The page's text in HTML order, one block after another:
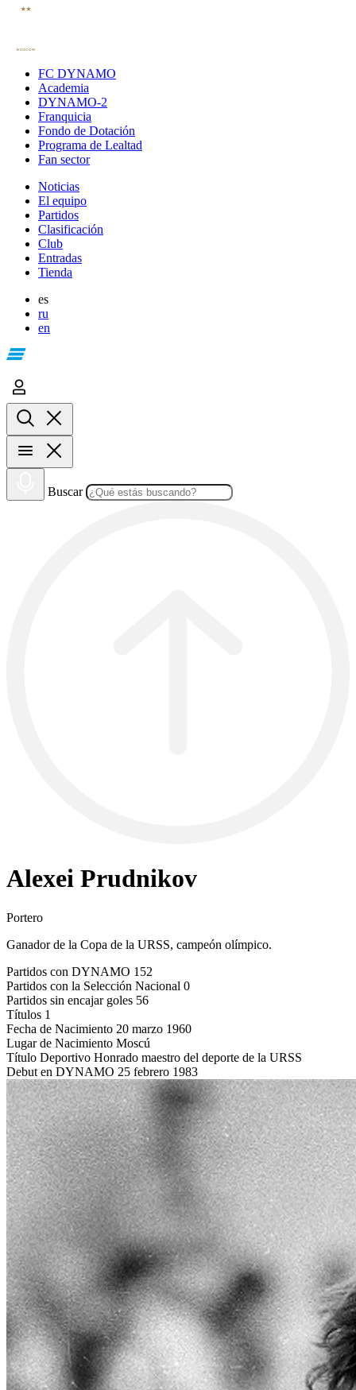
FC DYNAMO
Academia
DYNAMO-2
Franquicia
Fondo de Dotación
Programa de Lealtad
Fan sector
Noticias
El equipo
Partidos
Clasificación
Club
Entradas
Tienda
es
ru
en
Buscar
Alexei Prudnikov
Portero
Ganador de la Copa de la URSS, campeón olímpico.
Partidos con DYNAMO 152
Partidos con la Selección Nacional 0
Partidos sin encajar goles 56
Títulos 1
Fecha de Nacimiento 20 marzo 1960
Lugar de Nacimiento Moscú
Título Deportivo Honrado maestro del deporte de la URSS
Debut en DYNAMO 25 febrero 1983